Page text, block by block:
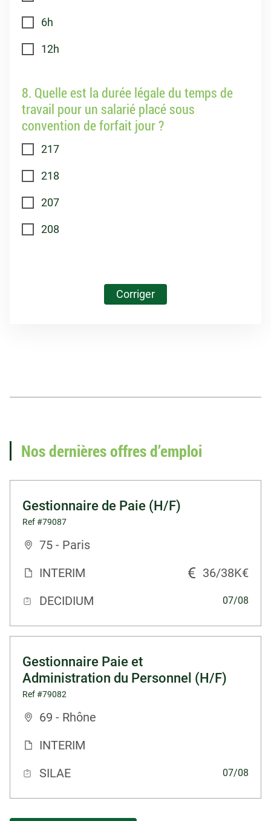
6h
12h
8. Quelle est la durée légale du temps de
travail pour un salarié placé sous
convention de forfait jour ?
217
218
207
208
Corriger
Nos dernières offres d’emploi
Gestionnaire de Paie (H/F)
Ref #79087
75 - Paris
INTERIM
36/38K€
DECIDIUM
07/08
Gestionnaire Paie et
Administration du Personnel (H/F)
Ref #79082
69 - Rhône
INTERIM
SILAE
07/08